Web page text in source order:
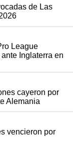
de Las
League
Inglaterra en
cayeron por
Alemania
vencieron por